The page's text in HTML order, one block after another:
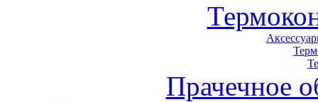
Прачечное